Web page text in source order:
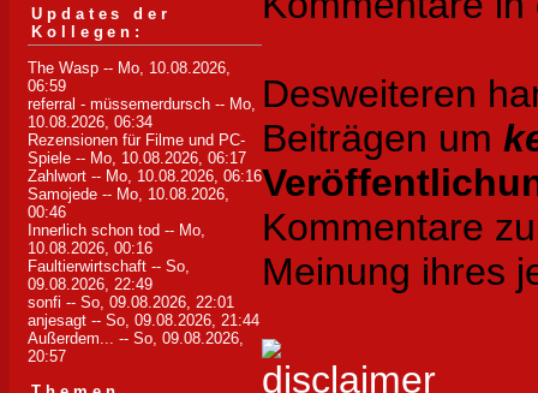
Updates der
Kollegen:
The Wasp -- Mo, 10.08.2026,
06:59
referral - müssemerdursch -- Mo,
10.08.2026, 06:34
Rezensionen für Filme und PC-
Spiele -- Mo, 10.08.2026, 06:17
Zahlwort -- Mo, 10.08.2026, 06:16
Samojede -- Mo, 10.08.2026,
00:46
Innerlich schon tod -- Mo,
10.08.2026, 00:16
Faultierwirtschaft -- So,
09.08.2026, 22:49
sonfi -- So, 09.08.2026, 22:01
anjesagt -- So, 09.08.2026, 21:44
Außerdem...
-- So, 09.08.2026,
20:57
Desweiteren
Beiträgen um
Kommentare
Meinung ihres